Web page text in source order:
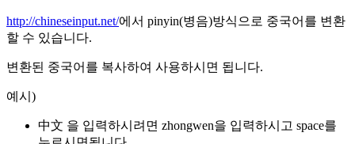
http://chineseinput.net/에서 pinyin(병음)방식으로 중국어를 변환
할 수 있습니다.
변환된 중국어를 복사하여 사용하시면 됩니다.
예시)
中文 을 입력하시려면 zhongwen을 입력하시고 space를